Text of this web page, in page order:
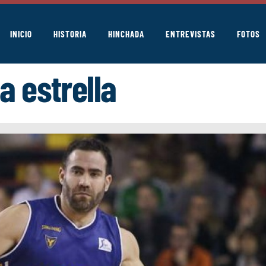
INICIO HISTORIA HINCHADA ENTREVISTAS FOTOS
estrella